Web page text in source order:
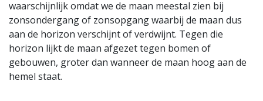
waarschijnlijk omdat we de maan meestal zien bij
zonsondergang of zonsopgang waarbij de maan dus
aan de horizon verschijnt of verdwijnt. Tegen die
horizon lijkt de maan afgezet tegen bomen of
gebouwen, groter dan wanneer de maan hoog aan de
hemel staat.